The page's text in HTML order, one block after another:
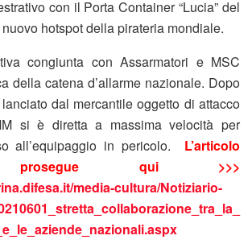
con il Porta Container “Lucia” del
hotspot della pirateria mondiale.
congiunta con Assarmatori e MSC
della catena d’allarme nazionale. Dopo
dal mercantile oggetto di attacco
si è diretta a massima velocità per
all’equipaggio in pericolo. L’articolo
prosegue qui >>>
media-cultura/Notiziario-